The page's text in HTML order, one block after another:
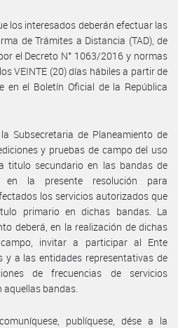
los interesados deberán efectuar las
de Trámites a Distancia (TAD), de
el Decreto N° 1063/2016 y normas
VEINTE (20) días hábiles a partir de
en el Boletín Oficial de la República
Subsecretaria de Planeamiento de
y pruebas de campo del uso
titulo secundario en las bandas de
en la presente resolución para
los servicios autorizados que
primario en dichas bandas. La
deberá, en la realización de dichas
invitar a participar al Ente
y a las entidades representativas de
de frecuencias de servicios
bandas.
publíquese, dése a la